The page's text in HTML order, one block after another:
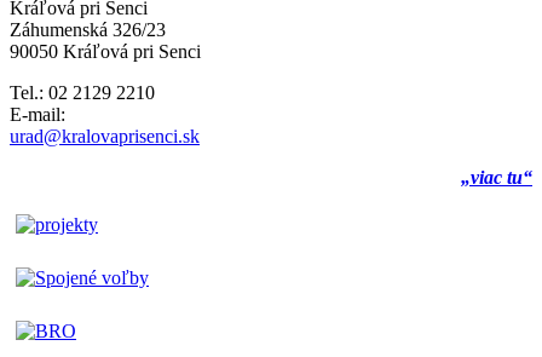
Kráľová pri Senci
Záhumenská 326/23
90050 Kráľová pri Senci
Tel.: 02 2129 2210
E-mail:
urad@kralovaprisenci.sk
„viac tu“